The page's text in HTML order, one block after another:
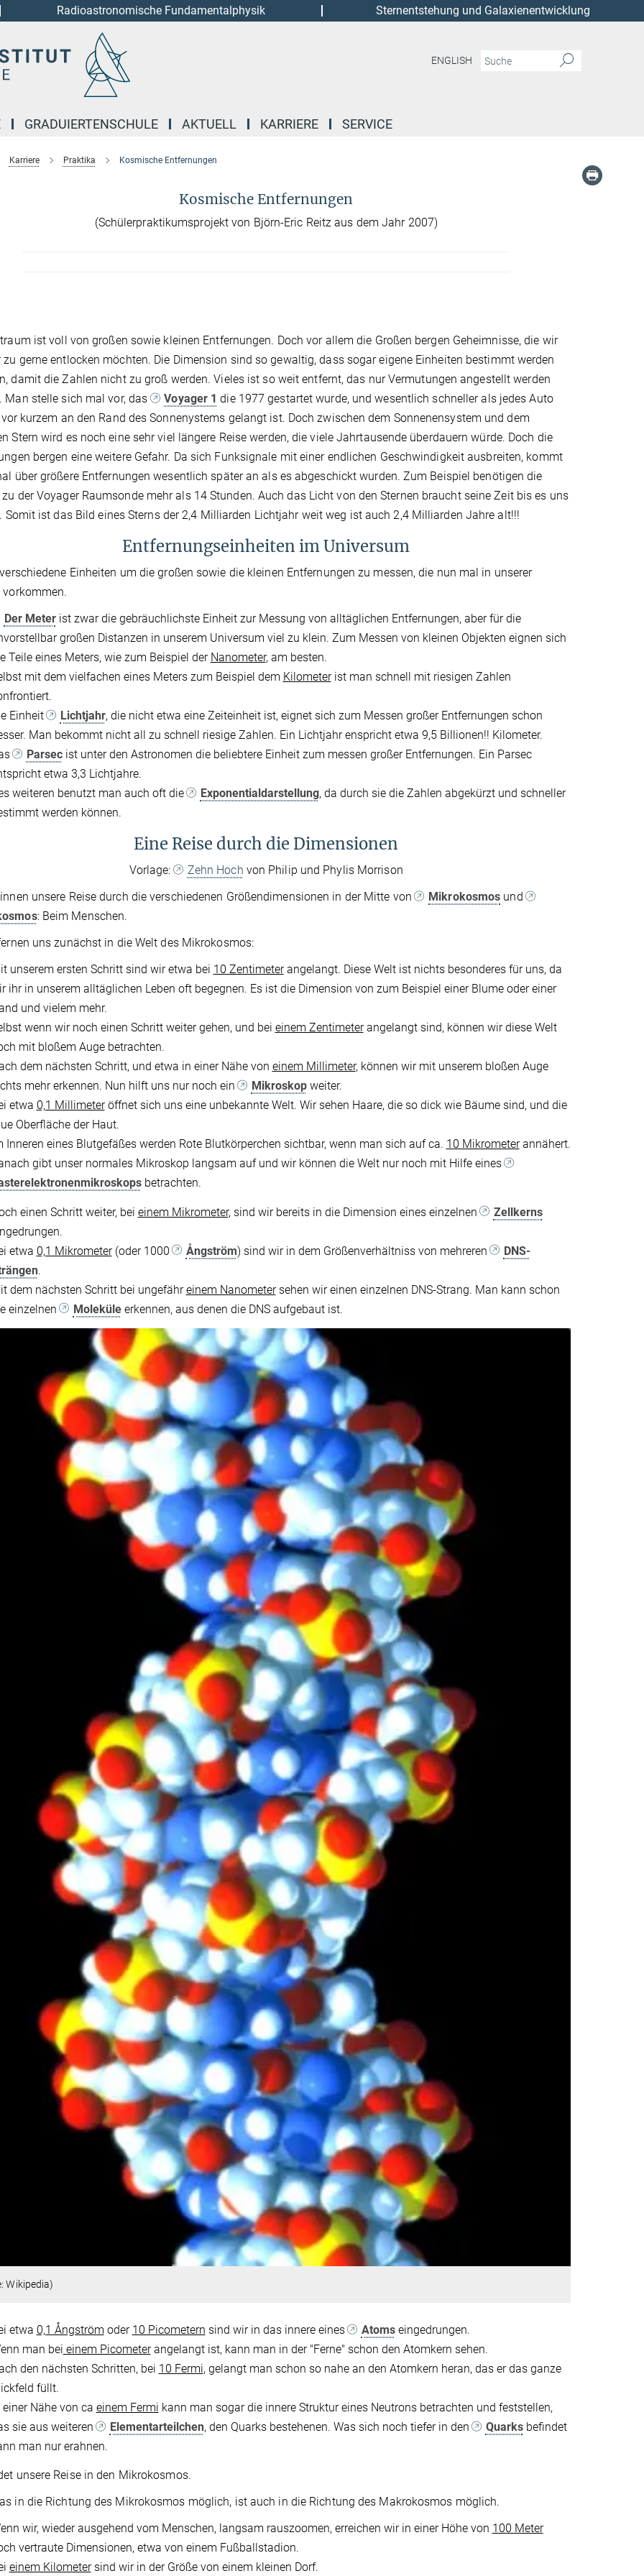
Radioastronomische Fundamentalphysik Sternentstehung und Galaxienentwicklung
ENGLISH
GRADUIERTENSCHULE AKTUELL KARRIERE SERVICE
Karriere Praktika Kosmische Entfernungen
Kosmische Entfernungen
(Schülerpraktikumsprojekt von Björn-Eric Reitz aus dem Jahr 2007)
ist voll von großen sowie kleinen Entfernungen. Doch vor allem die Großen bergen Geheimnisse, die wir
gerne entlocken möchten. Die Dimension sind so gewaltig, dass sogar eigene Einheiten bestimmt werden
damit die Zahlen nicht zu groß werden. Vieles ist so weit entfernt, das nur Vermutungen angestellt werden
Man stelle sich mal vor, das
Voyager 1 die 1977 gestartet wurde, und wesentlich schneller als jedes Auto
kurzem an den Rand des Sonnenystems gelangt ist. Doch zwischen dem Sonnenensystem und dem
Stern wird es noch eine sehr viel längere Reise werden, die viele Jahrtausende überdauern würde. Doch die
bergen eine weitere Gefahr. Da sich Funksignale mit einer endlichen Geschwindigkeit ausbreiten, kommt
über größere Entfernungen wesentlich später an als es abgeschickt wurden. Zum Beispiel benötigen die
der Voyager Raumsonde mehr als 14 Stunden. Auch das Licht von den Sternen braucht seine Zeit bis es uns
Somit ist das Bild eines Sterns der 2,4 Milliarden Lichtjahr weit weg ist auch 2,4 Milliarden Jahre alt!!!
Entfernungseinheiten im Universum
Einheiten um die großen sowie die kleinen Entfernungen zu messen, die nun mal in unserer
vorkommen.
Der Meterist zwar die gebräuchlichste Einheit zur Messung von alltäglichen Entfernungen, aber für die
großen Distanzen in unserem Universum viel zu klein. Zum Messen von kleinen Objekten eignen sich
Teile eines Meters, wie zum Beispiel der Nanometer, am besten.
mit dem vielfachen eines Meters zum Beispiel dem Kilometerist man schnell mit riesigen Zahlen
Einheit
Lichtjahr, die nicht etwa eine Zeiteinheit ist, eignet sich zum Messen großer Entfernungen schon
Man bekommt nicht all zu schnell riesige Zahlen. Ein Lichtjahr enspricht etwa 9,5 Billionen!! Kilometer.
Parsecist unter den Astronomen die beliebtere Einheit zum messen großer Entfernungen. Ein Parsec
etwa 3,3 Lichtjahre.
weiteren benutzt man auch oft die
Exponentialdarstellung, da durch sie die Zahlen abgekürzt und schneller
werden können.
Eine Reise durch die Dimensionen
Vorlage: Zehn Hoch von Philip und Phylis Morrison
unsere Reise durch die verschiedenen Größendimensionen in der Mitte von
Mikrokosmos und
: Beim Menschen.
uns zunächst in die Welt des Mikrokosmos:
unserem ersten Schritt sind wir etwa bei 10 Zentimeterangelangt. Diese Welt ist nichts besonderes für uns, da
ihr in unserem alltäglichen Leben oft begegnen. Es ist die Dimension von zum Beispiel einer Blume oder einer
und vielem mehr.
wenn wir noch einen Schritt weiter gehen, und bei einem Zentimeterangelangt sind, können wir diese Welt
mit bloßem Auge betrachten.
dem nächsten Schritt, und etwa in einer Nähe von einem Millimeter, können wir mit unserem bloßen Auge
mehr erkennen. Nun hilft uns nur noch ein
Mikroskopweiter.
etwa 0,1 Millimeteröffnet sich uns eine unbekannte Welt. Wir sehen Haare, die so dick wie Bäume sind, und die
Oberfläche der Haut.
Inneren eines Blutgefäßes werden Rote Blutkörperchen sichtbar, wenn man sich auf ca. 10 Mikrometerannähert.
gibt unser normales Mikroskop langsam auf und wir können die Welt nur noch mit Hilfe eines
betrachten.
einen Schritt weiter, bei einem Mikrometer, sind wir bereits in die Dimension eines einzelnen
Zellkerns
etwa 0,1 Mikrometer(oder 1000 Ångström) sind wir in dem Größenverhältniss von mehreren
DNS-
.
dem nächsten Schritt bei ungefähreinem Nanometersehen wir einen einzelnen DNS-Strang. Man kann schon
einzelnen
Moleküleerkennen, aus denen die DNS aufgebaut ist.
Wikipedia)
etwa 0,1 Ångström oder 10 Picometern sind wir in das innere eines Atomseingedrungen.
man bei einem Picometerangelangt ist, kann man in der "Ferne" schon den Atomkern sehen.
den nächsten Schritten, bei 10 Fermi, gelangt man schon so nahe an den Atomkern heran, das er das ganze
füllt.
einer Nähe von ca einem Fermi kann man sogar die innere Struktur eines Neutrons betrachten und feststellen,
sie aus weiteren
Elementarteilchen, den Quarks bestehenen. Was sich noch tiefer in den Quarksbefindet
man nur erahnen.
unsere Reise in den Mikrokosmos.
in die Richtung des Mikrokosmos möglich, ist auch in die Richtung des Makrokosmos möglich.
wir, wieder ausgehend vom Menschen, langsam rauszoomen, erreichen wir in einer Höhe von 100 Meter
vertraute Dimensionen, etwa von einem Fußballstadion.
einem Kilometersind wir in der Größe von einem kleinen Dorf.